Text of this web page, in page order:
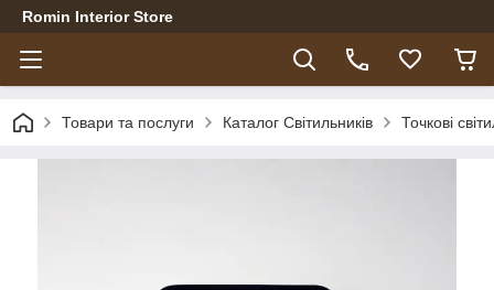
Romin Interior Store
Товари та послуги Каталог Світильників Точкові